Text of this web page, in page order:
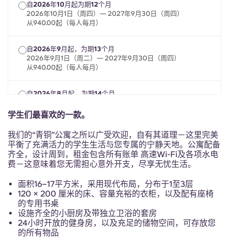
Italian
French
Portuguese
自2026年10月起为期12个月
2026年10月1日（周四）— 2027年9月30日（周四）
从940.00起（每人每月）
自2026年9月起，为期13个月
2026年9月1日（周二）— 2027年9月30日（周四）
从940.00起（每人每月）
自2026年8月起，为期14个月
从940.00起（每人每月）
学期交流（26/27学年冬季学期）（1）
2026年10月1日（周四）— 2027年3月31日（周三）
从940.00起（每人每月）
学生们最喜欢的一款。
我们的“青铜”公寓之所以广受欢迎，自有其道理－这里完美
平衡了充满活力的学生生活与您专属的宁静天地。公寓配备
齐全，设计周到，租金包含所有账单 高速Wi-Fi及各项水电
费－这意味着您无需担心意外开支，尽享无忧生活。
面积16–17平方米，采用现代布局，分布于1至3层
120 × 200 厘米的床、容量充裕的衣柜，以及配有座椅
的专用书桌
设施齐全的小厨房及带独立卫浴的套房
24小时开放的健身房，以及充足的储物空间，可存放您
的所有物品